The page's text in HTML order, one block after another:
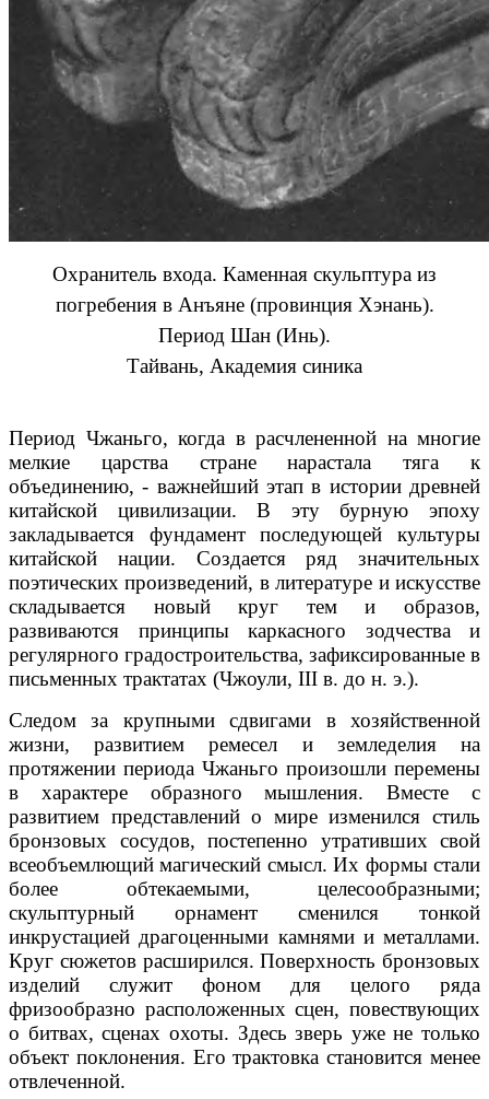
Охранитель входа. Каменная скульптура из
погребения в Анъяне (провинция Хэнань).
Период Шан (Инь).
Тайвань, Академия синика
Период Чжаньго, когда в расчлененной на многие
мелкие царства стране нарастала тяга к
объединению, - важнейший этап в истории древней
китайской цивилизации. В эту бурную эпоху
закладывается фундамент последующей культуры
китайской нации. Создается ряд значительных
поэтических произведений, в литературе и искусстве
складывается новый круг тем и образов,
развиваются принципы каркасного зодчества и
регулярного градостроительства, зафиксированные в
письменных трактатах (Чжоули, III в. до н. э.).
Следом за крупными сдвигами в хозяйственной
жизни, развитием ремесел и земледелия на
протяжении периода Чжаньго произошли перемены
в характере образного мышления. Вместе с
развитием представлений о мире изменился стиль
бронзовых сосудов, постепенно утративших свой
всеобъемлющий магический смысл. Их формы стали
более обтекаемыми, целесообразными;
скульптурный орнамент сменился тонкой
инкрустацией драгоценными камнями и металлами.
Круг сюжетов расширился. Поверхность бронзовых
изделий служит фоном для целого ряда
фризообразно расположенных сцен, повествующих
о битвах, сценах охоты. Здесь зверь уже не только
объект поклонения. Его трактовка становится менее
отвлеченной.